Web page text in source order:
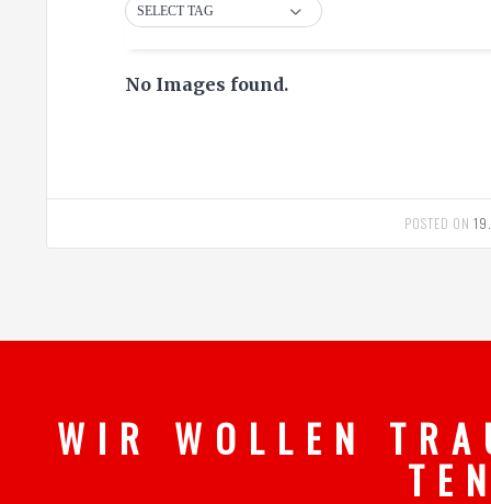
SELECT TAG
No Images found.
POSTED ON
W I R W O L L E N T R
T E